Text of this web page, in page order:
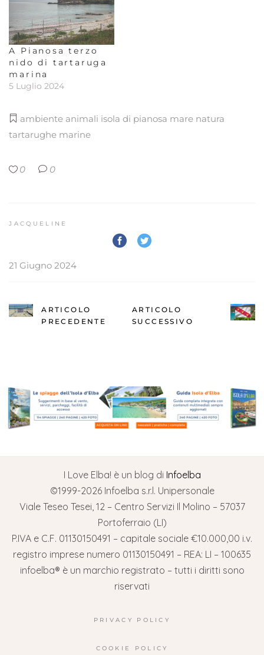
A Pianosa terzo
nido di tartaruga
marina
5 Luglio 2024
ambiente animali isola di pianosa mare natura
tartarughe marine
0 0
JACQUELINE
21 Giugno 2024
ARTICOLO
PRECEDENTE
ARTICOLO
SUCCESSIVO
I Love Elba! è un blog di Infoelba
©1999-2026 Infoelba s.r.l. Unipersonale
Viale Teseo Tesei, 12 – Centro Servizi Il Molino – 57037
Portoferraio (LI)
P.IVA e C.F. 01130150491 – capitale sociale €10.000,00 i.v.
registro imprese numero 01130150491 – REA: LI – 100635
infoelba® è un marchio registrato – tutti i diritti sono
riservati
PRIVACY POLICY
COOKIE POLICY